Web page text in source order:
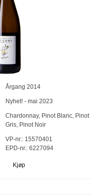
Årgang 2014
Nyhet! - mai 2023
Chardonnay, Pinot Blanc, Pinot
Gris, Pinot Noir
VP-nr.:15570401
EPD-nr.: 6227094
Kjøp